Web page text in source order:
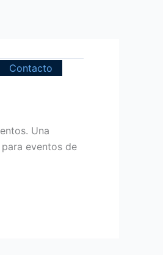
Contacto
Una
eventos de